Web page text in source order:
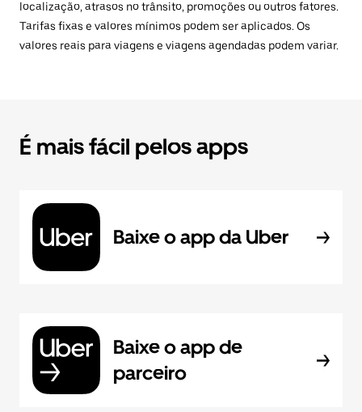
localização, atrasos no trânsito, promoções ou outros fatores.
Tarifas fixas e valores mínimos podem ser aplicados. Os
valores reais para viagens e viagens agendadas podem variar.
É mais fácil pelos apps
Baixe o app da Uber
Baixe o app de
parceiro